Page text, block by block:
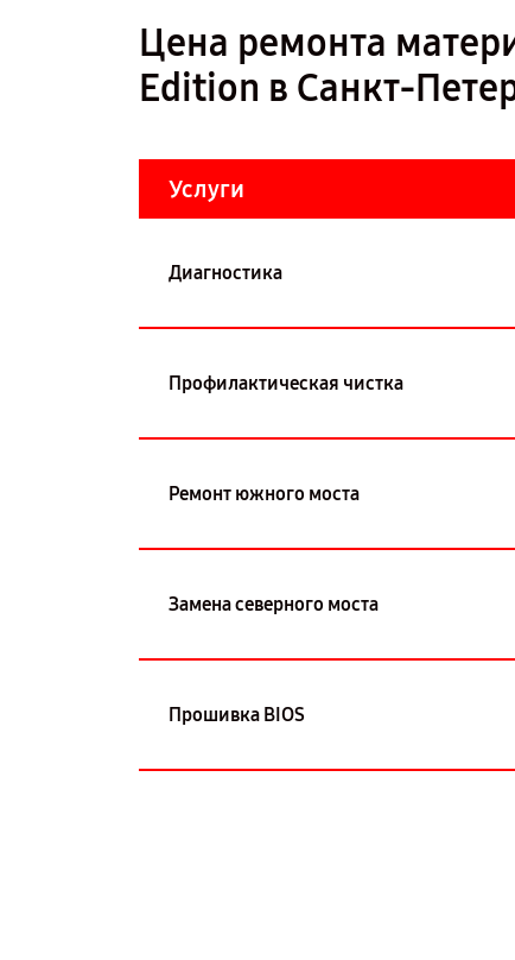
Цена ремонта
Edition в Санкт-
Услуги
Диагностика
Профилактическая чистка
Ремонт южного моста
Замена северного моста
Прошивка BIOS